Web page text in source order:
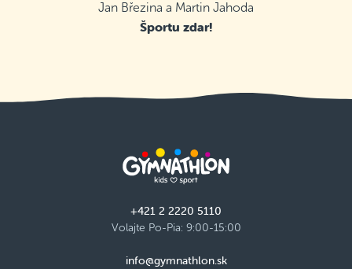
Jan Březina a Martin Jahoda
Športu zdar!
+421 2 2220 5110
Volajte Po-Pia: 9:00-15:00
info@gymnathlon.sk